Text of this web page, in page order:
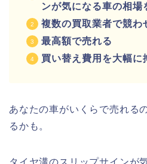
ンが気になる車の相場
複数の買取業者で競わ
最高額で売れる
買い替え費用を大幅に
あなたの車がいくらで売れる
るかも。
タイヤ溝のスリップサインが